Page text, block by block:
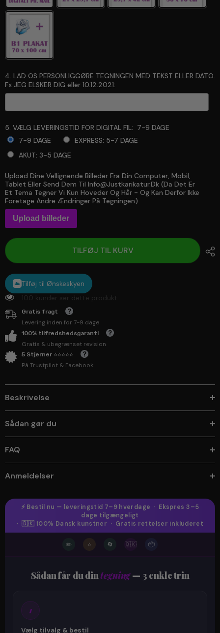
4. LAD OS PERSONLIGGØRE TEGNINGEN MED TEKST ELLER DATO.
Fx JEG ELSKER DIG eller 10.12.2021:
5. VÆLG LEVERINGSTID FOR DIGITAL FIL: 7-9 DAGE
7-9 DAGE
EXPRESS: 5-7 DAGE
AKUT: 3-5 DAGE
Selection will addto the price
Upload Dine Vellignende Billeder Fra Din Computer, Mobil,
Tablet Eller Send Dem Til Info@justkarikatur.dk (da Det Er
Et Tema Tegner Vi Kun Hoveder Og Hår - Og Kan Derfor Ikke
Foretage Andre Ændringer På Tegningen)
Upload billeder
TILFØJ TIL KURV
Tilføj til Ønskeskyen
100 kunder ser dette produkt
Gratis fragt
Levering inden for 7-9 dage
100% tilfredshedsgaranti
Gratis & ubegrænset revision
5 Stjerner ⭐⭐⭐⭐⭐
På Trustpilot & Facebook
Beskrivelse
Sådan gør du
FAQ
Anmeldelser
⚡ Bestil nu — leveringstid 7–9 hverdage · Ekspres 3–5
dage tilgængeligt
· 🇩🇰 100% Dansk kunstner · Gratis rettelser inkluderet
✏️ ⭐ 🔄 🇩🇰 📦
Sådan får du dintegning— 3 enkle trin
1
Vælg tilvalg & bestil